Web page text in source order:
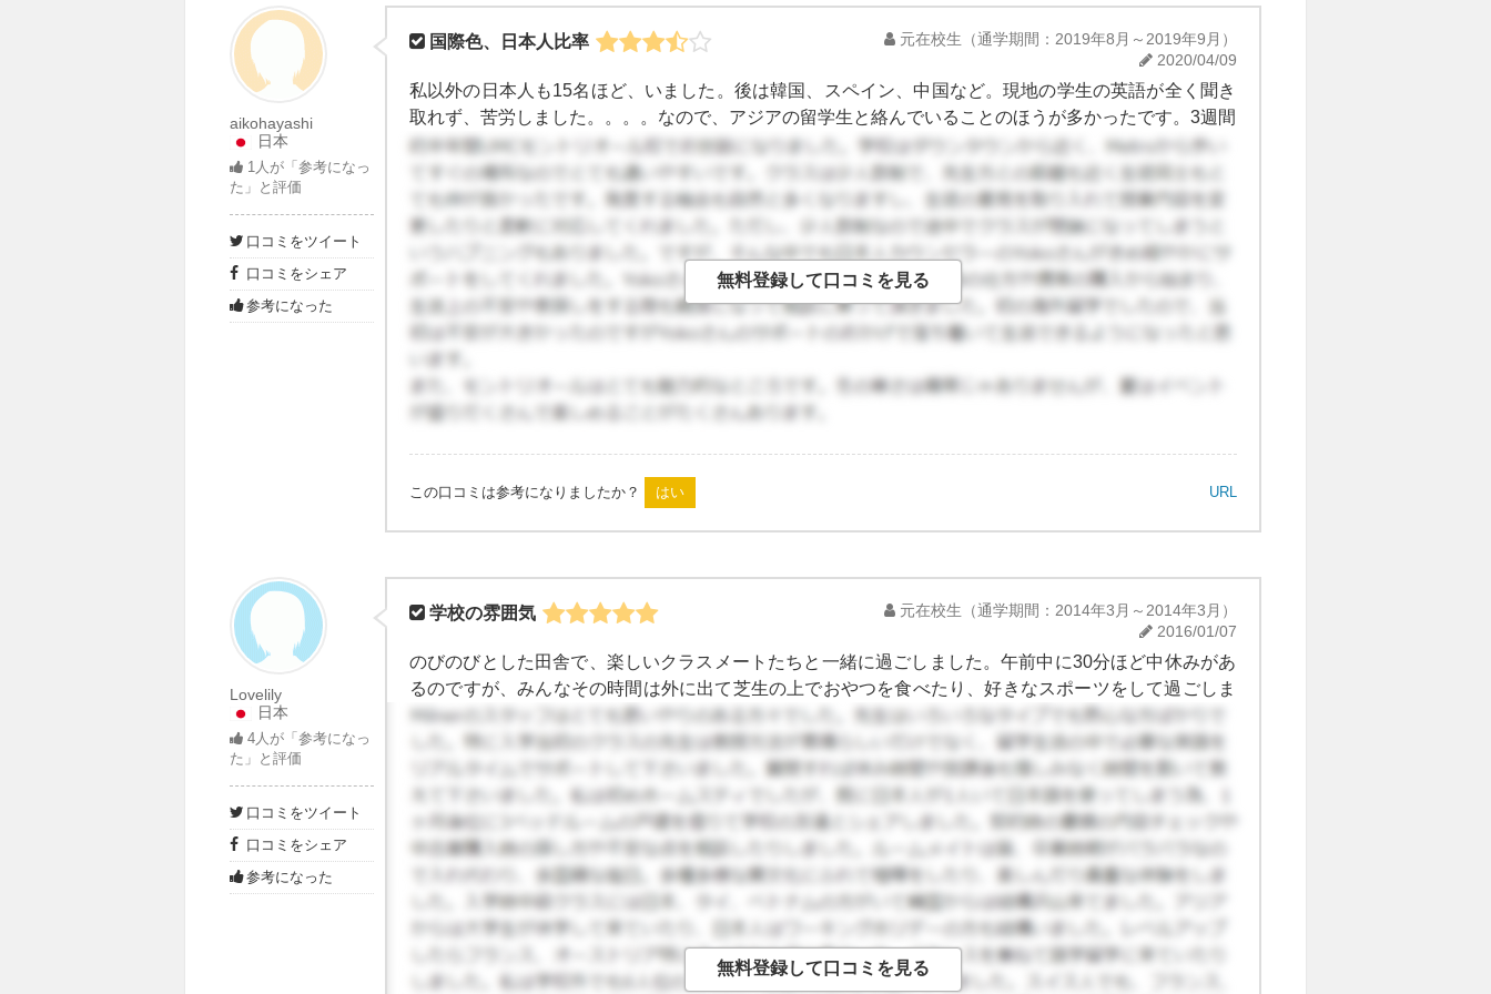
aikohayashi
日本
1人が「参考になっ
た」と評価
口コミをツイート
口コミをシェア
参考になった
国際色、日本人比率 元在校生 （通学期間：2019年8月～2019年9月）
2020/04/09
私以外の日本人も15名ほど、いました。後は韓国、スペイン、中国など。現地の学生の英語が全く聞き
取れず、苦労しました。。。。なので、アジアの留学生と絡んでいることのほうが多かったです。3週間
滞在しました。
この口コミは参考になりましたか？ URL
Lovelily
日本
4人が「参考になっ
た」と評価
口コミをツイート
口コミをシェア
参考になった
学校の雰囲気 元在校生 （通学期間：2014年3月～2014年3月）
2016/01/07
のびのびとした田舎で、楽しいクラスメートたちと一緒に過ごしました。午前中に30分ほど中休みがあ
るのですが、みんなその時間は外に出て芝生の上でおやつを食べたり、好きなスポーツをして過ごしま
す。日本の学校とは違う、ゆったりとした感じがとても海外らしくてお気に入りでした。しょっちゅう
遅刻してくる子や、外で遊んで授業をサボる子もいるのに、周りはみんなそれを受け入れている。自分
のペースを大事にしている人が多いのかなと思いました。最初驚いたのは机の上に寝転がって授業を聞
く人がたくさんいたこと（笑）居眠りをする子はいないのですが、日本の常識が海外では非常識になる
のって本当なんだなと思いました。授業は全て選択で、受けたい授業のみを受けるようです。日本語の
クラスもあったので、日本語で話しかけてくれる子もいました。今回私は一ヶ月だけの滞在で、テスト
も何も受けなくてよかったので勉強面についてはそこまでわからないのですが、みんな興味のあるクラ
スをとるので真面目に勉強していたと思います。クラスメートはみんな年下でしたが、話はあったので
とても楽しかったです。私の場合、バディというパートナーがついてくれて、その子がいつもサポート
してくれたので授業も安心して受けられました。バディと同じ授業を受けたのでよくそばにいてくれた
し、色んな子に紹介してくれたので一気に友達が増えました。